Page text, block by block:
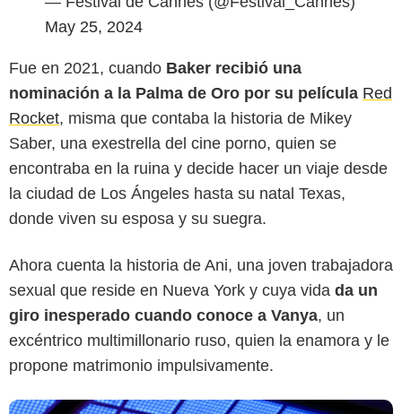
May 25, 2024
Fue en 2021, cuando Baker recibió una
nominación a la Palma de Oro por su película Red
Rocket, misma que contaba la historia de Mikey
Saber, una exestrella del cine porno, quien se
encontraba en la ruina y decide hacer un viaje desde
la ciudad de Los Ángeles hasta su natal Texas,
donde viven su esposa y su suegra.
Ahora cuenta la historia de Ani, una joven trabajadora
sexual que reside en Nueva York y cuya vida da un
giro inesperado cuando conoce a Vanya, un
excéntrico multimillonario ruso, quien la enamora y le
propone matrimonio impulsivamente.
AFP